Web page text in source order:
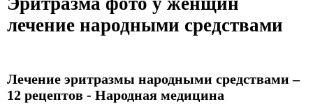
лечение народными средствами
Лечение эритразмы народными средствами –
12 рецептов - Народная медицина